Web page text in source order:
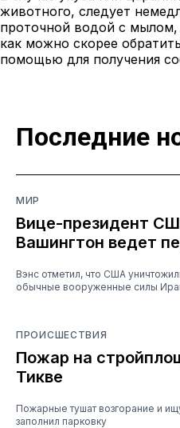
животного, следует
проточной водой с
как можно скорее
помощью для получения
Последние
МИР
Вице-президент
Вашингтон ведет
Вэнс отметил, что США
обычные вооруженные силы
ПРОИСШЕСТВИЯ
Пожар на
Тикве
Пожарные тушат возгорание и
заполнил парковку